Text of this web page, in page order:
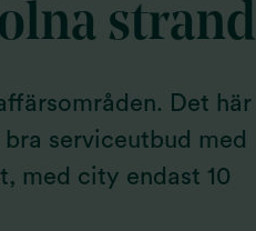
strand
Det här
serviceutbud med
med city endast 10